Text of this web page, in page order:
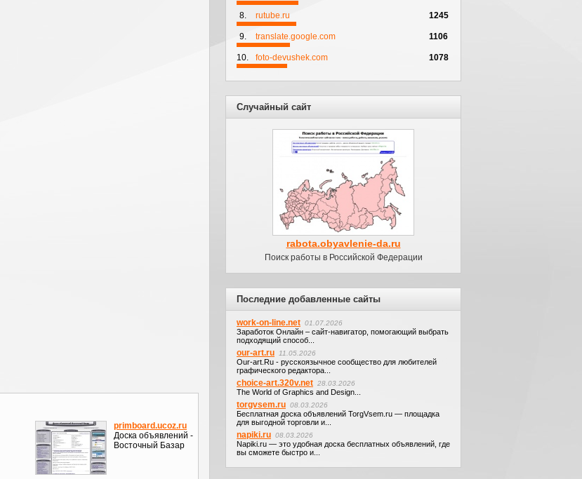
primboard.ucoz.ru
Доска объявлений -
Восточный Базар
8. rutube.ru 1245
9. translate.google.com 1106
10. foto-devushek.com 1078
Случайный сайт
rabota.obyavlenie-da.ru
Поиск работы в Российской Федерации
Последние добавленные сайты
work-on-line.net 01.07.2026
Заработок Онлайн – сайт-навигатор, помогающий выбрать
подходящий способ...
our-art.ru 11.05.2026
Our-art.Ru - русскоязычное сообщество для любителей
графического редактора...
choice-art.320v.net 28.03.2026
The World of Graphics and Design...
torgvsem.ru 08.03.2026
Бесплатная доска объявлений TorgVsem.ru — площадка
для выгодной торговли и...
napiki.ru 08.03.2026
Napiki.ru — это удобная доска бесплатных объявлений, где
вы сможете быстро и...